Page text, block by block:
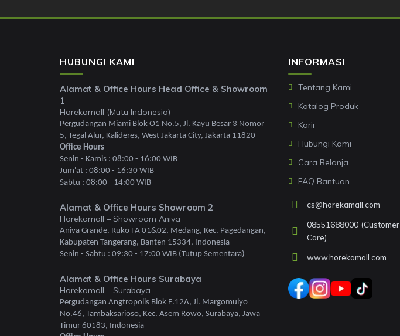
HUBUNGI KAMI
Alamat & Office Hours Head Office & Showroom
1
Horekamall (Mutu Indonesia)
Pergudangan Miami Blok O1 No.5, Jl. Kayu Besar 3 Nomor
5, Tegal Alur, Kalideres, West Jakarta City, Jakarta 11820
Office Hours
Senin - Kamis : 08:00 - 16:00 WIB
Jum'at : 08:00 - 16:30 WIB
Sabtu : 08:00 - 14:00 WIB
Alamat & Office Hours Showroom 2
Horekamall – Showroom Aniva
Aniva Grande. Ruko FA 01&02, Medang, Kec. Pagedangan,
Kabupaten Tangerang, Banten 15334, Indonesia
Senin - Sabtu : 09:30 - 17:00 WIB (Tutup Sementara)
Alamat & Office Hours Surabaya
Horekamall – Surabaya
Pergudangan Angtropolis Blok E.12A, Jl. Margomulyo
No.46, Tambaksarioso, Kec. Asem Rowo, Surabaya, Jawa
Timur 60183, Indonesia
INFORMASI
Tentang Kami
Katalog Produk
Karir
Hubungi Kami
Cara Belanja
FAQ Bantuan
cs@horekamall.com
08551688000 (Customer
Care)
www.horekamall.com